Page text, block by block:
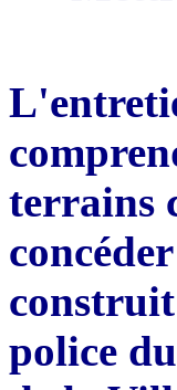
terrains
concé
police